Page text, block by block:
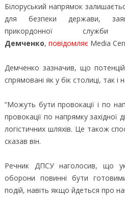
Білоруський напрямок
для безпеки держави,
прикордонної
Демченко, повідомляєMedia
Демченко зазначив, що
спрямовані як у бік столиці, так і
“Можуть бути провокації і по
провокації по напрямку західної
логістичних шляхів. Це також
сказав він.
Речник ДПСУ наголосив, що
оборони повинні бути
подій, навіть якщо йдеться про